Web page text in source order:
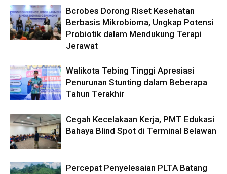
Bcrobes Dorong Riset Kesehatan
Berbasis Mikrobioma, Ungkap Potensi
Probiotik dalam Mendukung Terapi
Jerawat
Walikota Tebing Tinggi Apresiasi
Penurunan Stunting dalam Beberapa
Tahun Terakhir
Cegah Kecelakaan Kerja, PMT Edukasi
Bahaya Blind Spot di Terminal Belawan
Percepat Penyelesaian PLTA Batang